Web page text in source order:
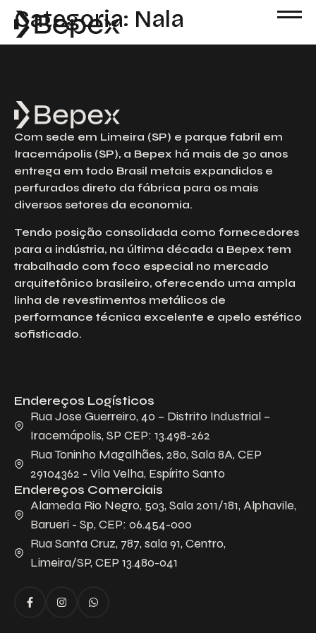
Categoria: Nala
Com sede em Limeira (SP) e parque fabril em
Iracemápolis (SP), a Bepex há mais de 30 anos
entrega em todo Brasil metais expandidos e
perfurados direto da fábrica para os mais
diversos setores da economia.
Tendo posição consolidada como fornecedores
para a indústria, na última década a Bepex tem
trabalhado com foco especial no mercado
arquitetônico brasileiro, oferecendo uma ampla
linha de revestimentos metálicos de
performance técnica excelente e apelo estético
sofisticado.
Endereços Logísticos
Rua Jose Guerreiro, 40 – Distrito Industrial –
Iracemápolis, SP CEP: 13.498-262
Rua Toninho Magalhães, 280, Sala 8A, CEP
29104362 - Vila Velha, Espírito Santo
Endereços Comerciais
Alameda Rio Negro, 503, Sala 2011/181, Alphavile,
Barueri - Sp, CEP: 06.454-000
Rua Santa Cruz, 787, sala 91, Centro,
Limeira/SP, CEP 13.480-041